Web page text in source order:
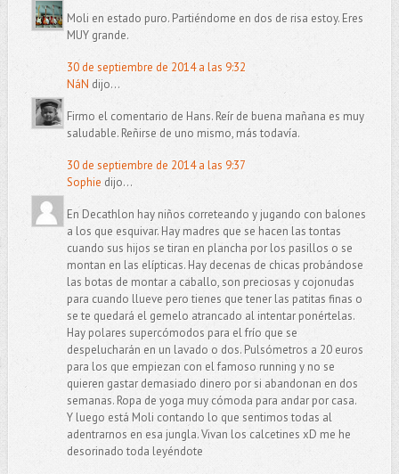
Moli en estado puro. Partiéndome en dos de risa estoy. Eres
MUY grande.
30 de septiembre de 2014 a las 9:32
NáN dijo...
Firmo el comentario de Hans. Reír de buena mañana es muy
saludable. Reñirse de uno mismo, más todavía.
30 de septiembre de 2014 a las 9:37
Sophie dijo...
En Decathlon hay niños correteando y jugando con balones
a los que esquivar. Hay madres que se hacen las tontas
cuando sus hijos se tiran en plancha por los pasillos o se
montan en las elípticas. Hay decenas de chicas probándose
las botas de montar a caballo, son preciosas y cojonudas
para cuando llueve pero tienes que tener las patitas finas o
se te quedará el gemelo atrancado al intentar ponértelas.
Hay polares supercómodos para el frío que se
despelucharán en un lavado o dos. Pulsómetros a 20 euros
para los que empiezan con el famoso running y no se
quieren gastar demasiado dinero por si abandonan en dos
semanas. Ropa de yoga muy cómoda para andar por casa.
Y luego está Moli contando lo que sentimos todas al
adentrarnos en esa jungla. Vivan los calcetines xD me he
desorinado toda leyéndote